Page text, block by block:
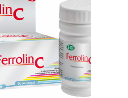
Za više informacija u
vezi online porudžbine
pišite nam:
customers@oazazdravlja.rs
ili pozovite:
+381631105804